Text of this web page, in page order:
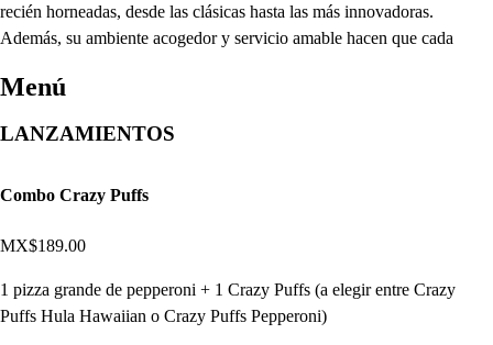
recién horneadas, desde las clásicas hasta las más innovadoras.
Además, su ambiente acogedor y servicio amable hacen que cada
Menú
LANZAMIENTOS
Combo Crazy Puffs
MX$189.00
1 pizza grande de pepperoni + 1 Crazy Puffs (a elegir entre Crazy
Puffs Hula Hawaiian o Crazy Puffs Pepperoni)